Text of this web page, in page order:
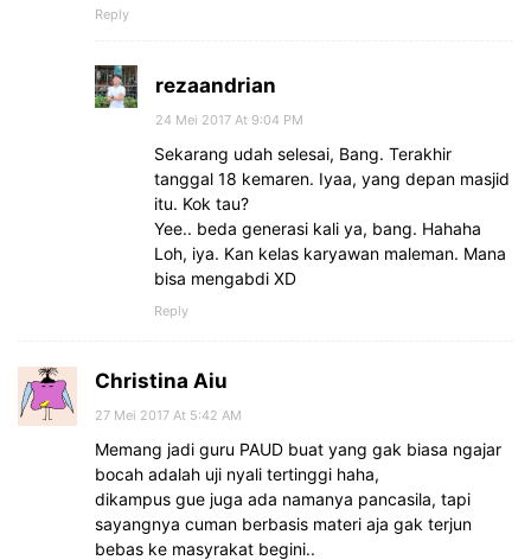
Reply
rezaandrian
24 Mei 2017 At 9:04 PM
Sekarang udah selesai, Bang. Terakhir
tanggal 18 kemaren. Iyaa, yang depan masjid
itu. Kok tau?
Yee.. beda generasi kali ya, bang. Hahaha
Loh, iya. Kan kelas karyawan maleman. Mana
bisa mengabdi XD
Reply
Christina Aiu
27 Mei 2017 At 5:42 AM
Memang jadi guru PAUD buat yang gak biasa ngajar
bocah adalah uji nyali tertinggi haha,
dikampus gue juga ada namanya pancasila, tapi
sayangnya cuman berbasis materi aja gak terjun
bebas ke masyrakat begini..